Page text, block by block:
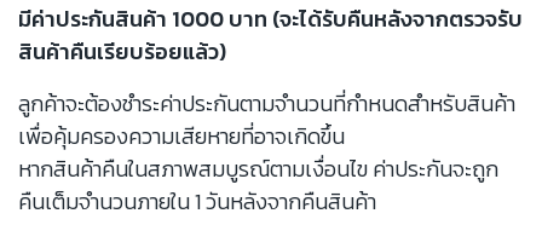
มีค่าประกันสินค้า 1000 บาท (จะได้รับคืนหลังจากตรวจรับ
สินค้าคืนเรียบร้อยแล้ว)
ลูกค้าจะต้องชำระค่าประกันตามจำนวนที่กำหนดสำหรับสินค้า
เพื่อคุ้มครองความเสียหายที่อาจเกิดขึ้น
หากสินค้าคืนในสภาพสมบูรณ์ตามเงื่อนไข ค่าประกันจะถูก
คืนเต็มจำนวนภายใน 1 วันหลังจากคืนสินค้า